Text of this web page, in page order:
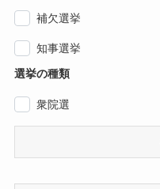
補欠選挙
知事選挙
選挙の種類
衆院選